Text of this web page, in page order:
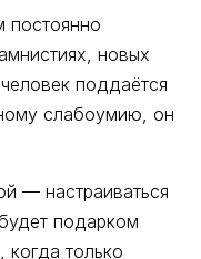
новых
поддаётся
слабоумию, он
— настраиваться
подарком
только